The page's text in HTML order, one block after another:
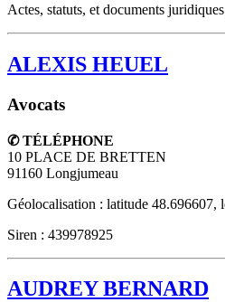
Actes, statuts, et documents
ALEXIS HEUEL
Avocats
✆ TÉLÉPHONE
10 PLACE DE BRETTEN
91160 Longjumeau
Géolocalisation : latitude 48.696607,
Siren : 439978925
AUDREY BERNARD